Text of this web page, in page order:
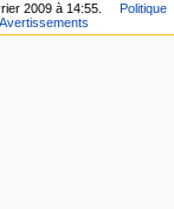
2009 à 14:55.
Politique
Avertissements